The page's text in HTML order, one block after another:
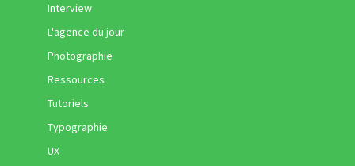
Interview
L'agence du jour
Photographie
Ressources
Tutoriels
Typographie
UX